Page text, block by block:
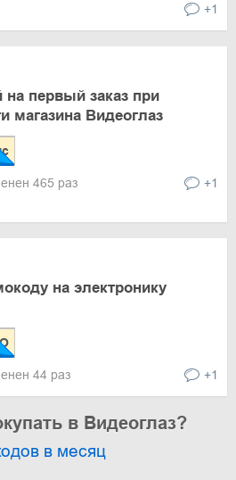
+1
на первый заказ при
магазина Видеоглаз
465 раз +1
на электронику
44 раз +1
в Видеоглаз?
в месяц